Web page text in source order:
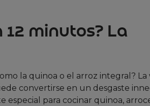
minutos? La
la quinoa o el arroz integral? La
convertirse en un desgaste
para cocinar quinoa,